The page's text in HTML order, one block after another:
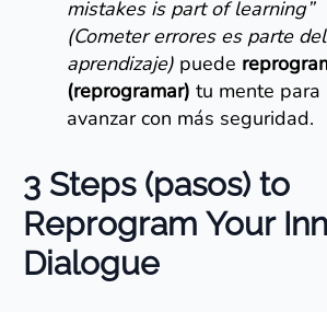
mistakes is part of learning”
(Cometer errores es parte del
aprendizaje) puede
(reprogramar) tu mente para
avanzar con más seguridad.
3 Steps (pasos) to
Reprogram Your
Dialogue